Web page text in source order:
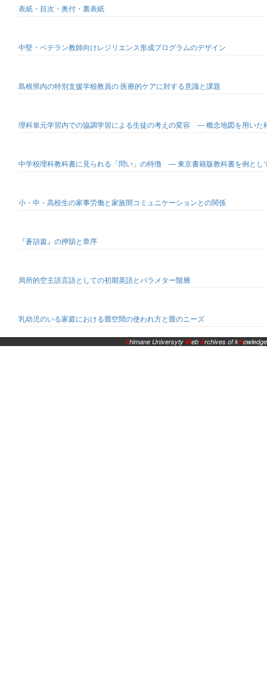
表紙・目次・奥付・裏表紙
中堅・ベテラン教師向けレジリエンス形成プログラムのデザイン
島根県内の特別支援学校教員の 医療的ケアに対する意識と課題
理科単元学習内での協調学習による生徒の考えの変容 ― 概念地図を用い
中学校理科教科書に見られる「問い」の特徴 ― 東京書籍版教科書を例と
小・中・高校生の家事労働と家族間コミュニケーションとの関係
『蒼頡篇』の押韻と章序
局所的空主語言語としての初期英語とパラメター階層
乳幼児のいる家庭における畳空間の使われ方と畳のニーズ
Shimane Universyty WebArchives of kNowledge